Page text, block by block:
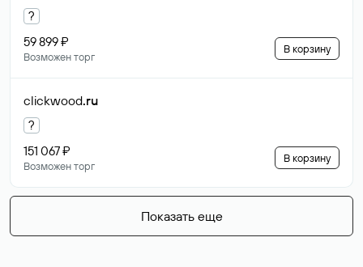
?
59 899 ₽
Возможен торг
В корзину
clickwood.ru
?
151 067 ₽
Возможен торг
В корзину
Показать еще